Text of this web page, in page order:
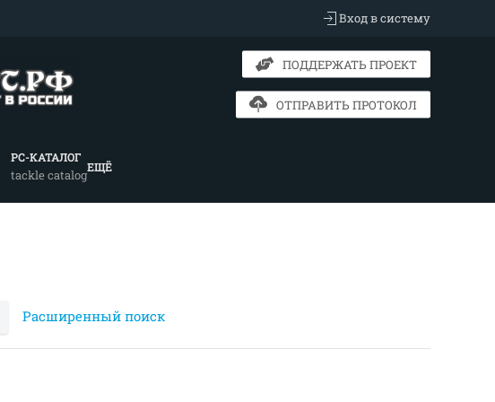
Вход в систему
ПОДДЕРЖАТЬ ПРОЕКТ
ОТПРАВИТЬ ПРОТОКОЛ
РС-КАТАЛОГ
tackle catalog
ЕЩЁ
Расширенный поиск